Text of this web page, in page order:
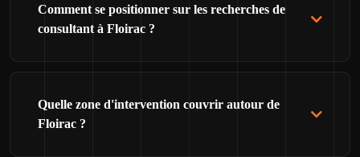
Comment se positionner sur les recherches de
consultant à Floirac ?
Quelle zone d'intervention couvrir autour de
Floirac ?